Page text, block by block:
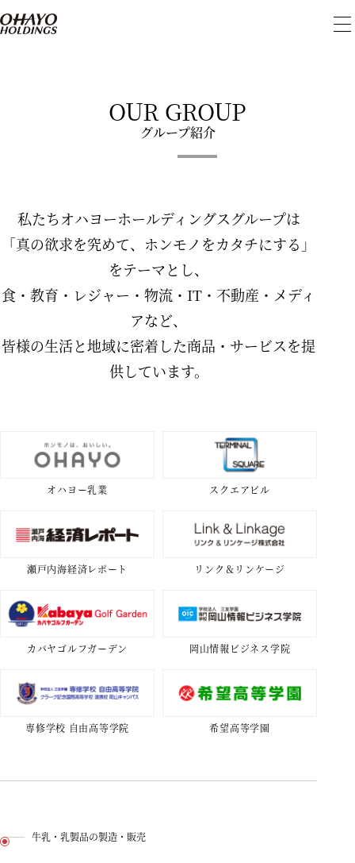
メ
OUR GROUP
グループ紹介
私たちオハヨーホールディングスグループは
「真の欲求を究めて、ホンモノをカタチにする」
をテーマとし、
食・教育・レジャー・物流・IT・不動産・メディ
アなど、
皆様の生活と地域に密着した商品・サービスを提
供しています。
オハヨー乳業 スクエアビル
瀬戸内海経済レポート リンク＆リンケージ
カバヤゴルフガーデン 岡山情報ビジネス学院
専修学校 自由高等学院 希望高等学園
牛乳・乳製品の製造・販売